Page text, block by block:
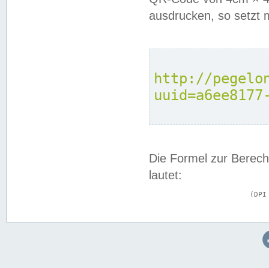
ausdrucken, so setzt
http://
Die Formel zur
lautet: